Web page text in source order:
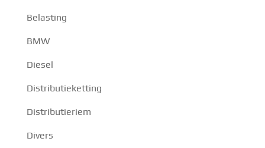
Belasting
BMW
Diesel
Distributieketting
Distributieriem
Divers